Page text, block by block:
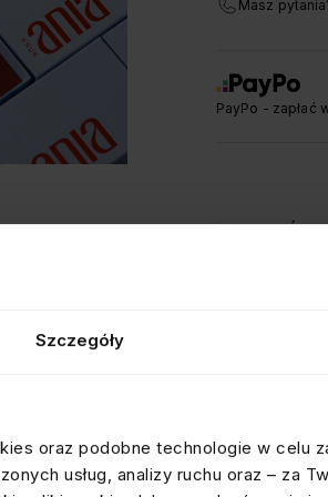
Szczegóły
oraz podobne technologie w celu
usług, analizy ruchu oraz – za
Masz
PayPo - zapłać
Wszystkie